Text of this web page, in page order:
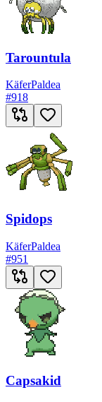
Tarountula
KäferPaldea
#918
Spidops
KäferPaldea
#951
Capsakid